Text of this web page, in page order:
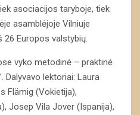
asociacijos taryboje, tiek
asamblėjoje Vilniuje
Europos valstybių.
vyko metodinė – praktinė
Dalyvavo lektoriai: Laura
Flämig (Vokietija),
Josep Vila Jover (Ispanija),